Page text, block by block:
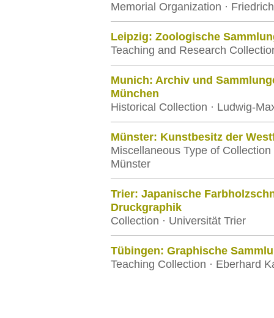
Memorial Organization ·
Leipzig: Zoologische
Teaching and Research
Munich: Archiv und
München
Historical Collection · Ludwig-
Münster: Kunstbesitz der
Miscellaneous Type of
Münster
Trier: Japanische
Druckgraphik
Collection · Universität Trier
Tübingen: Graphische
Teaching Collection · Eberhard